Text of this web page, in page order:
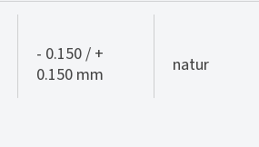
- 0.150 / +
0.150 mm
natur